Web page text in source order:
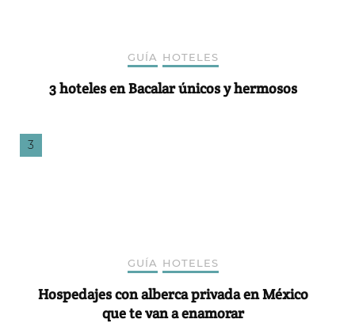
GUÍA HOTELES
3 hoteles en Bacalar únicos y hermosos
GUÍA HOTELES
Hospedajes con alberca privada en México
que te van a enamorar